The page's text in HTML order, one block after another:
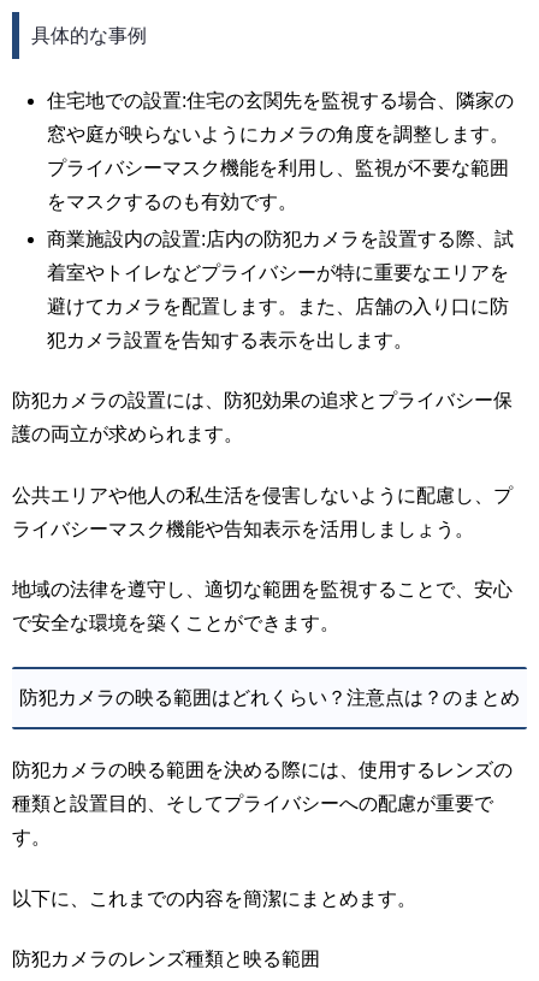
具体的な事例
住宅地での設置:住宅の玄関先を監視する場合、隣家の
窓や庭が映らないようにカメラの角度を調整します。
プライバシーマスク機能を利用し、監視が不要な範囲
をマスクするのも有効です。
商業施設内の設置:店内の防犯カメラを設置する際、試
着室やトイレなどプライバシーが特に重要なエリアを
避けてカメラを配置します。また、店舗の入り口に防
犯カメラ設置を告知する表示を出します。
防犯カメラの設置には、防犯効果の追求とプライバシー保
護の両立が求められます。
公共エリアや他人の私生活を侵害しないように配慮し、プ
ライバシーマスク機能や告知表示を活用しましょう。
地域の法律を遵守し、適切な範囲を監視することで、安心
で安全な環境を築くことができます。
防犯カメラの映る範囲はどれくらい？注意点は？のまとめ
防犯カメラの映る範囲を決める際には、使用するレンズの
種類と設置目的、そしてプライバシーへの配慮が重要で
す。
以下に、これまでの内容を簡潔にまとめます。
防犯カメラのレンズ種類と映る範囲